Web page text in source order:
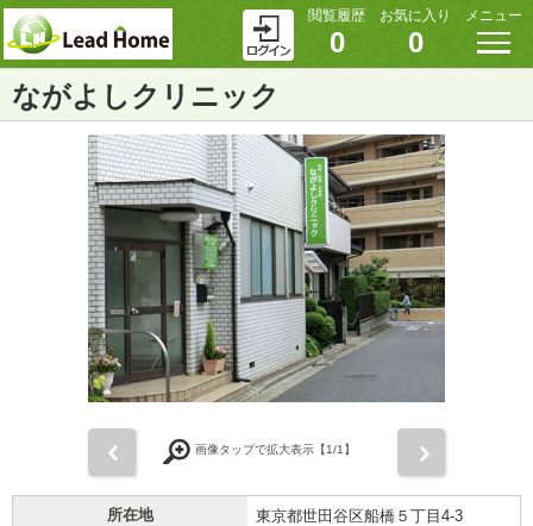
閲覧履歴
0
お気に入り
0
メニュー
ながよしクリニック
画像タップで拡大表示【1/1】
所在地 東京都世田谷区船橋５丁目4-3